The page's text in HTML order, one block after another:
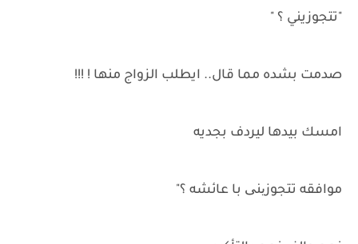
"تتجوزيني ؟ "
صدمت بشده مما قال.. ايطلب الزواج منها ! !!!
امسك بيدها ليردف بجديه
موافقه تتجوزینی با عائشه ؟"